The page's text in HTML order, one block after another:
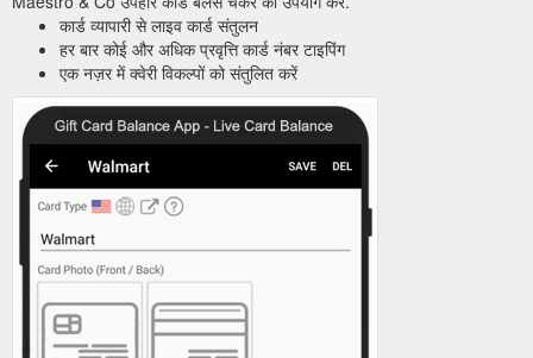
कार्ड व्यापारी से लाइव कार्ड संतुलन
हर बार कोई और अधिक प्रवृत्ति कार्ड नंबर टाइपिंग
एक नज़र में क्वेरी विकल्पों को संतुलित करें